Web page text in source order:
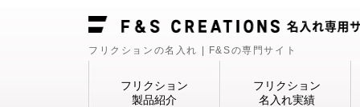
フリクションの名入れ | F&Sの専門サイト
フリクション
製品紹介
フリクション
名入れ実績